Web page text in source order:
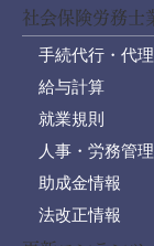
社会保険労務士
手続代行・代
給与計算
就業規則
人事・労務管理
助成金情報
法改正情報